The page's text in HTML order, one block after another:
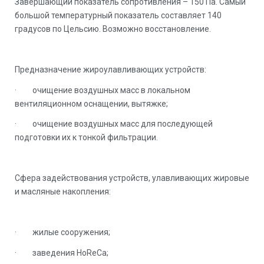
большой температурный показатель составляет 140
градусов по Цельсию. Возможно восстановление.
Предназначение жироулавливающих устройств:
· очищение воздушных масс в локальном
вентиляционном оснащении, вытяжке;
· очищение воздушных масс для последующей
подготовки их к тонкой фильтрации.
Сфера задействования устройств, улавливающих жировые
и масляные накопления:
· жилые сооружения;
· заведения HoReCa;